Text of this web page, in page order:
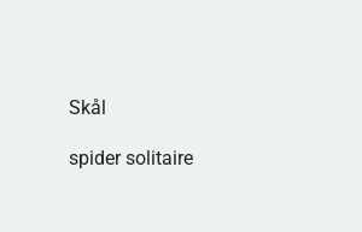
Skål
spider solitaire